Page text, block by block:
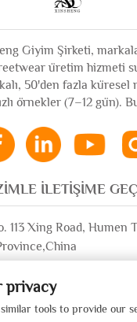
Giyim Şirketi,
üretim hizmeti
50'den fazla küresel
örnekler (7–12 gün).
İLETIŞIME
113 Xing Road, Humen
privacy
similar tools to provide our